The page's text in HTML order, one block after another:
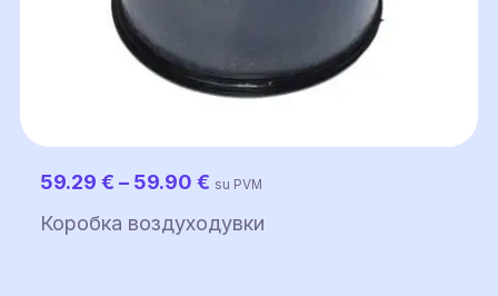
59.29 € – 59.90 € Диапазон
59.29 €
su PVM
Коробка воздуходувки